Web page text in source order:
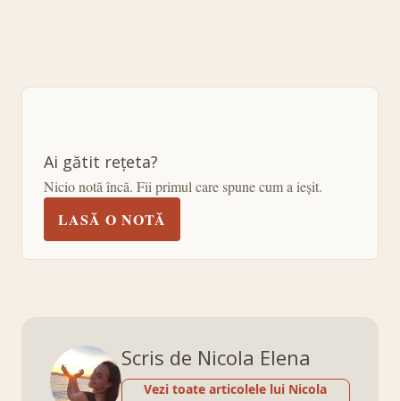
Ai gătit rețeta?
Nicio notă încă. Fii primul care spune cum a ieșit.
LASĂ O NOTĂ
Scris de Nicola Elena
Vezi toate articolele lui Nicola